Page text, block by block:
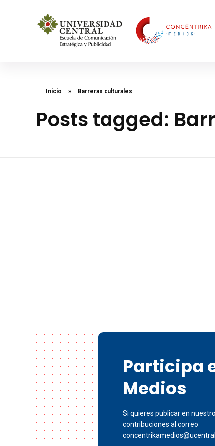
Inicio » Barreras culturales
Posts tagged:
Participa
Medios
Si quieres publicar en
contribuciones al correo